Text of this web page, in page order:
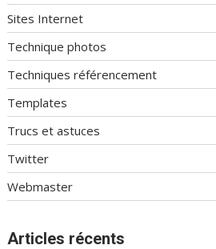
Sites Internet
Technique photos
Techniques référencement
Templates
Trucs et astuces
Twitter
Webmaster
Articles récents